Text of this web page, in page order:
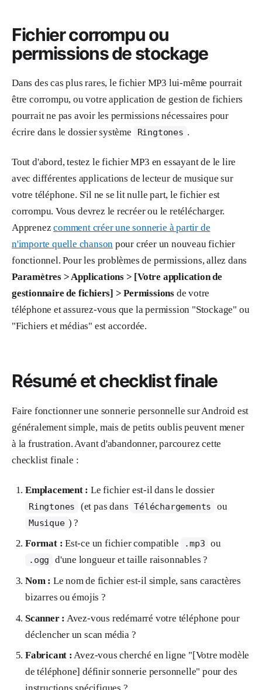
Fichier corrompu ou
permissions de stockage
Dans des cas plus rares, le fichier MP3 lui-même pourrait
être corrompu, ou votre application de gestion de fichiers
pourrait ne pas avoir les permissions nécessaires pour
écrire dans le dossier système
Ringtones .
Tout d'abord, testez le fichier MP3 en essayant de le lire
avec différentes applications de lecteur de musique sur
votre téléphone. S'il ne se lit nulle part, le fichier est
corrompu. Vous devrez le recréer ou le retélécharger.
Apprenezcomment créer une sonnerie à partir de
n'importe quelle chanson pour créer un nouveau fichier
fonctionnel. Pour les problèmes de permissions, allez dans
Paramètres > Applications > [Votre application de
gestionnaire de fichiers] > Permissions de votre
téléphone et assurez-vous que la permission "Stockage" ou
"Fichiers et médias" est accordée.
Résumé et checklist finale
Faire fonctionner une sonnerie personnelle sur Android est
généralement simple, mais de petits oublis peuvent mener
à la frustration. Avant d'abandonner, parcourez cette
checklist finale :
Emplacement : Le fichier est-il dans le dossier
Ringtones (et pas dans Téléchargements ou
Musique ) ?
Format : Est-ce un fichier compatible .mp3 ou
.ogg
d'une longueur et taille raisonnables ?
Nom : Le nom de fichier est-il simple, sans caractères
bizarres ou émojis ?
Scanner : Avez-vous redémarré votre téléphone pour
déclencher un scan média ?
Fabricant : Avez-vous cherché en ligne "[Votre modèle
de téléphone] définir sonnerie personnelle" pour des